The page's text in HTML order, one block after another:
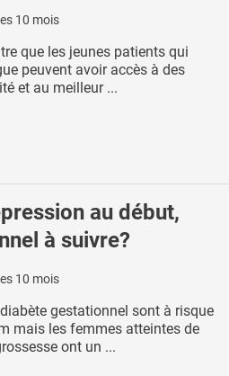
10 mois
que les jeunes patients qui
peuvent avoir accès à des
et au meilleur ...
au début,
à suivre?
10 mois
gestationnel sont à risque
mais les femmes atteintes de
ont un ...